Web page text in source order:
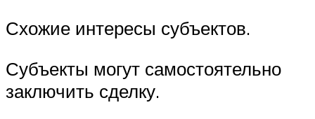
Схожие интересы субъектов.
Субъекты могут самостоятельно
заключить сделку.